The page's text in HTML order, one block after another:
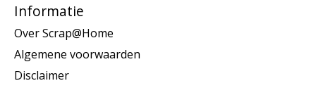
Informatie
Over Scrap@Home
Algemene voorwaarden
Disclaimer